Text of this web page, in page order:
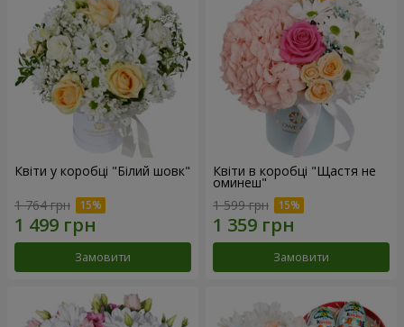
Квіти у коробці "Білий шовк"
1 764 грн
Замовити
Квіти в коробці "Щастя не
оминеш"
1 599 грн
Замовити